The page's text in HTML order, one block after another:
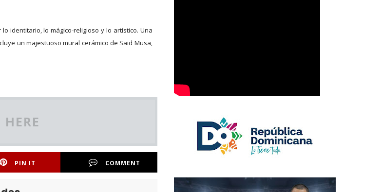
identitario, lo mágico-religioso y lo artístico. Una
un majestuoso mural cerámico de Said Musa,
PIN IT COMMENT